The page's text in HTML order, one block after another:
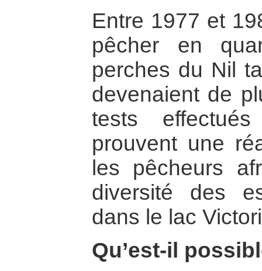
Entre 1977 et
pêcher en
perches du Nil
devenaient de
tests
prouvent une
les pêcheurs
diversité des
dans le lac
Qu’est-il